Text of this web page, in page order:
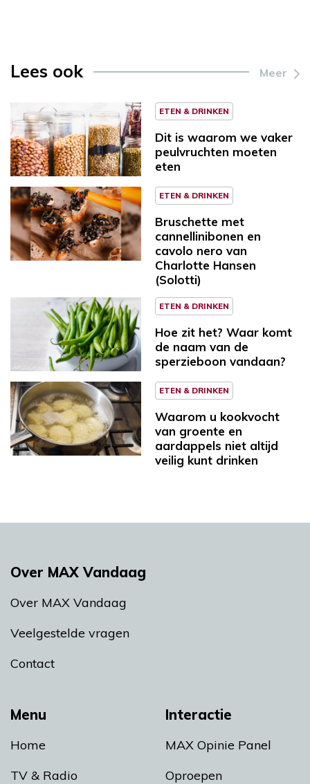
Lees ook Meer
ETEN & DRINKEN
Dit is waarom we vaker
peulvruchten moeten
eten
ETEN & DRINKEN
Bruschette met
cannellinibonen en
cavolo nero van
Charlotte Hansen
(Solotti)
ETEN & DRINKEN
Hoe zit het? Waar komt
de naam van de
sperzieboon vandaan?
ETEN & DRINKEN
Waarom u kookvocht
van groente en
aardappels niet altijd
veilig kunt drinken
Menu
Home
TV & Radio
Interactie
MAX Opinie Panel
Oproepen
Over MAX Vandaag
Over MAX Vandaag
Veelgestelde vragen
Contact